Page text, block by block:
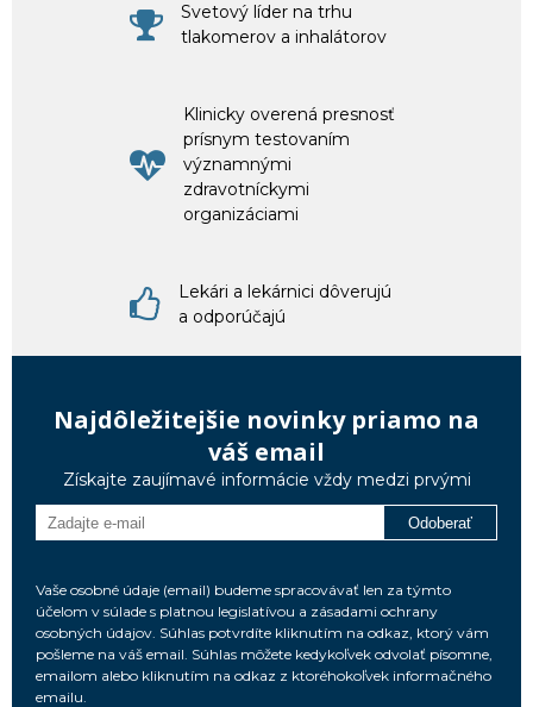
Svetový líder na trhu
tlakomerov a inhalátorov
Klinicky overená presnosť
prísnym testovaním
významnými
zdravotníckymi
organizáciami
Lekári a lekárnici dôverujú
a odporúčajú
Najdôležitejšie novinky priamo na
váš email
Získajte zaujímavé informácie vždy medzi prvými
Odoberať
Vaše osobné údaje (email) budeme spracovávať len za týmto
účelom v súlade s platnou legislatívou a zásadami ochrany
osobných údajov. Súhlas potvrdíte kliknutím na odkaz, ktorý vám
pošleme na váš email. Súhlas môžete kedykoľvek odvolať písomne,
emailom alebo kliknutím na odkaz z ktoréhokoľvek informačného
emailu.